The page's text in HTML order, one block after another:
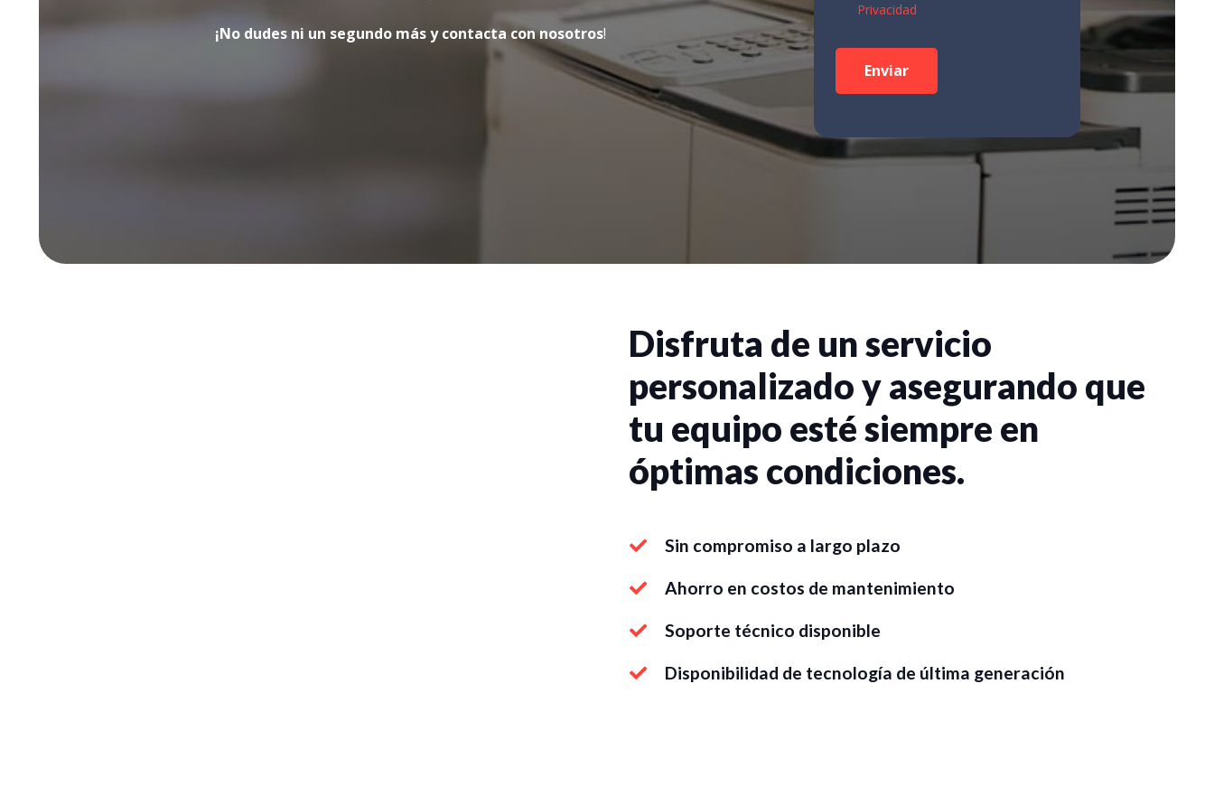
¡No dudes ni un segundo más y contacta con nosotros!
Privacidad
Disfruta de un servicio
personalizado y asegurando que
tu equipo esté siempre en
óptimas condiciones.
Sin compromiso a largo plazo
Ahorro en costos de mantenimiento
Soporte técnico disponible
Disponibilidad de tecnología de última generación